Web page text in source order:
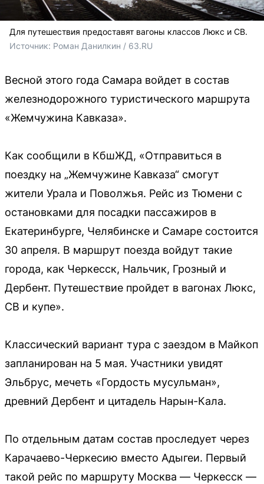
Для путешествия предоставят вагоны классов Люкс и СВ.
Источник: Роман Данилкин / 63.RU
Весной этого года Самара войдет в состав
железнодорожного туристического маршрута
«Жемчужина Кавказа».
Как сообщили в КбшЖД, «Отправиться в
поездку на „Жемчужине Кавказа“ смогут
жители Урала и Поволжья. Рейс из Тюмени с
остановками для посадки пассажиров в
Екатеринбурге, Челябинске и Самаре состоится
30 апреля. В маршрут поезда войдут такие
города, как Черкесск, Нальчик, Грозный и
Дербент. Путешествие пройдет в вагонах Люкс,
СВ и купе».
Классический вариант тура с заездом в Майкоп
запланирован на 5 мая. Участники увидят
Эльбрус, мечеть «Гордость мусульман»,
древний Дербент и цитадель Нарын-Кала.
По отдельным датам состав проследует через
Карачаево-Черкесию вместо Адыгеи. Первый
такой рейс по маршруту Москва — Черкесск —